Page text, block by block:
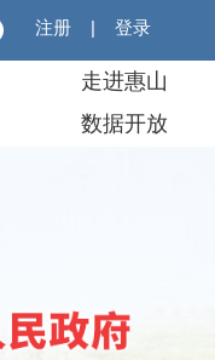
注册 |登录
走进惠山
数据开放